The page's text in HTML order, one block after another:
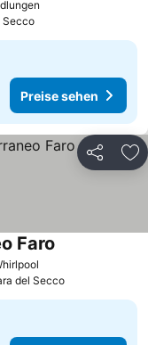
Secco
Preise sehen
Teilen
Faro
del Secco